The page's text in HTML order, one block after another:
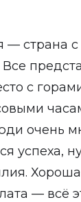
страна с
с
очень
успеха,
— всё